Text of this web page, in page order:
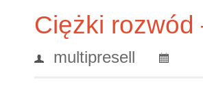
Ciężki
multipresell